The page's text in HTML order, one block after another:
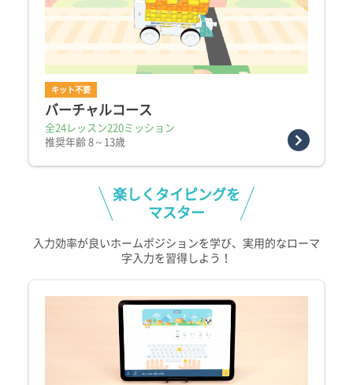
キット不要
バーチャルコース
全24レッスン220ミッション
推奨年齢 8～13歳
楽しくタイピングを
マスター
入力効率が良いホームポジションを学び、実用的なローマ
字入力を習得しよう！